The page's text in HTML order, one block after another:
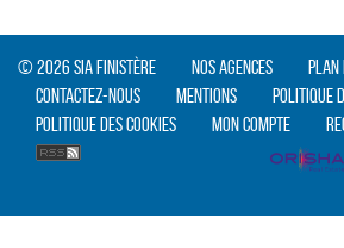
© 2026 SIA Finistère Nos agences
Plan
Contactez-nous
Mentions
Politique
Politique des cookies
Mon compte